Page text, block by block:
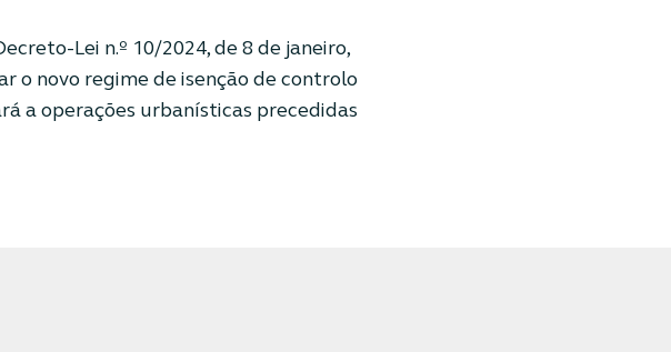
Lei n.º 10/2024, de 8 de janeiro,
o novo regime de isenção de controlo
a operações urbanísticas precedidas